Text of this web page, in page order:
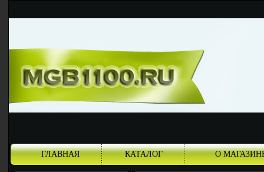
ГЛАВНАЯ КАТАЛОГ О